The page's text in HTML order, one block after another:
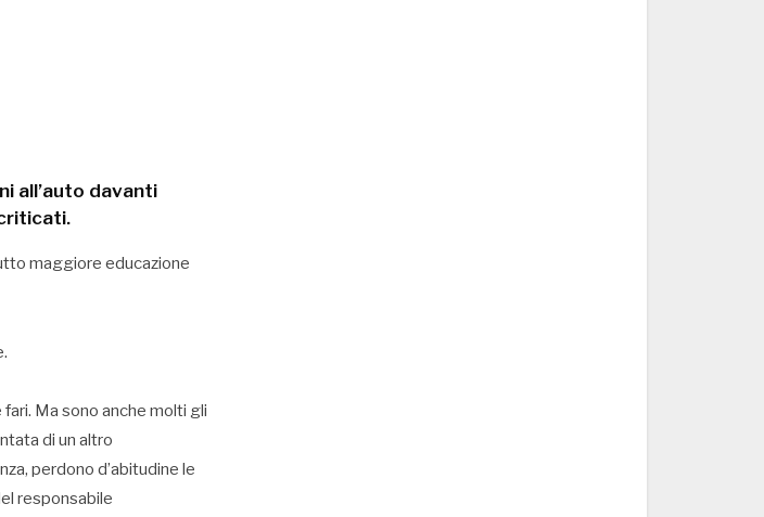
all’auto davanti
maggiore educazione
fari. Ma sono anche molti gli
di un altro
perdono d’abitudine le
responsabile